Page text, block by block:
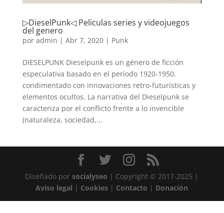
▷DieselPunk◁ Peliculas series y videojuegos
del genero
por admin | Abr 7, 2020| Punk
DIESELPUNK Dieselpunk es un género de ficción
especulativa basado en el período 1920-1950,
condimentado con innovaciones retro-futurísticas y
elementos ocultos. La narrativa del Dieselpunk se
caracteriza por el conflicto frente a lo invencible
(naturaleza, sociedad,...
Diseñado porsocialyseo | Copyright © 2017-2025 |
Aviso legal | Cookies | Contacto | Donación